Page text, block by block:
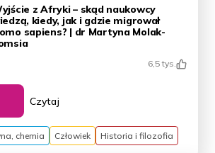
z Afryki – skąd naukowcy
kiedy, jak i gdzie migrował
sapiens? | dr Martyna Molak-
6,5 tys.
Czytaj
chemia Człowiek Historia i filozofia